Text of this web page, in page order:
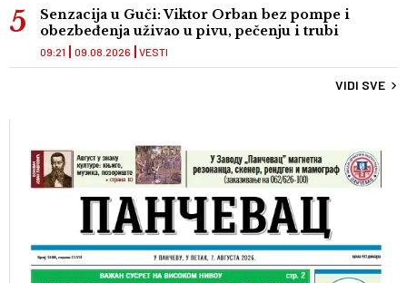
Senzacija u Guči: Viktor Orban bez pompe i
obezbeđenja uživao u pivu, pečenju i trubi
VESTI
09:21 09.08.2026
VIDI SVE